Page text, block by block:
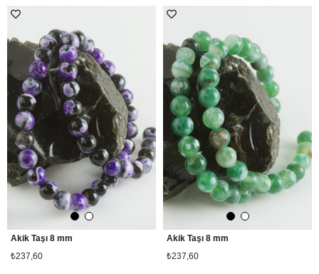
Akik Taşı 8 mm
₺237,60
Akik Taşı 8 mm
₺237,60